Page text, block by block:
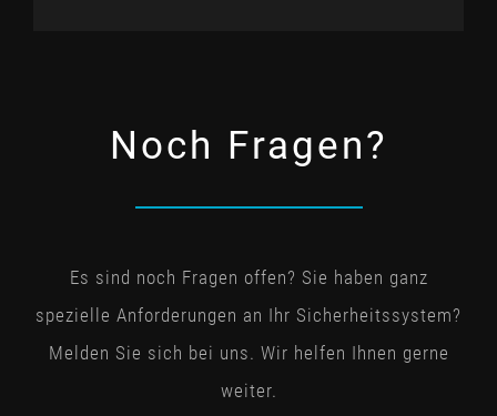
Noch Fragen?
Es sind noch Fragen offen? Sie haben ganz
spezielle Anforderungen an Ihr Sicherheitssystem?
Melden Sie sich bei uns. Wir helfen Ihnen gerne
weiter.